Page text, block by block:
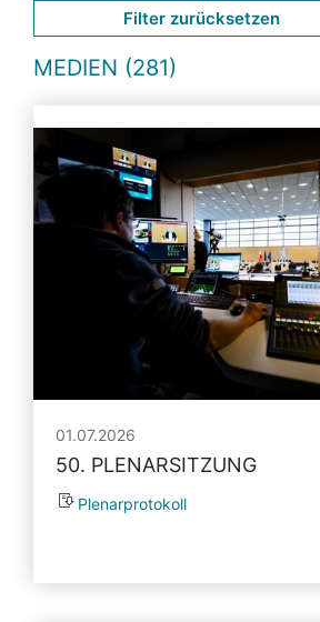
Filter zurücksetzen
MEDIEN (281)
01.07.2026
50. PLENARSITZUNG
Plenarprotokoll